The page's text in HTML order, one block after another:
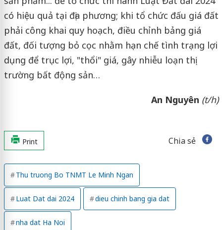
có hiệu quả tại địa phương; khi tổ chức đấu giá đất
phải công khai quy hoạch, điều chỉnh bảng giá
đất, đối tượng bỏ cọc nhằm hạn chế tình trạng lợi
dụng để trục lợi, "thổi" giá, gây nhiễu loạn thị
trường bất động sản…
An Nguyên (t/h)
Print Chia sẻ
Thu truong Bo TNMT Le Minh Ngan
Luat Dat dai 2024 dieu chinh bang gia dat
nha dat Ha Noi